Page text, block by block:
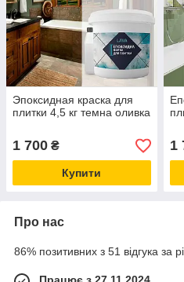
Эпоксидная краска для
плитки 4,5 кг темна оливка
1 700 ₴
Купити
1
Про нас
86% позитивних з 51 відгука за